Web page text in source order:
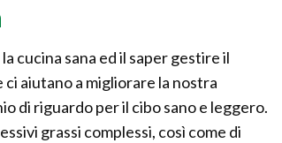
cucina sana ed il saper gestire il
aiutano a migliorare la nostra
di riguardo per il cibo sano e leggero.
grassi complessi, così come di